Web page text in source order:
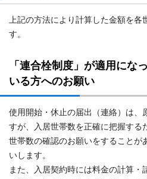
上記の方法により計算した金額を各
す。
「連合栓制度」が適用にな
いる方へのお願い
使用開始・休止の届出（連絡）は、
すが、入居世帯数を正確に把握する
世帯数の確認のお願いをすることが
いします。
また、入居契約時には料金の計算・